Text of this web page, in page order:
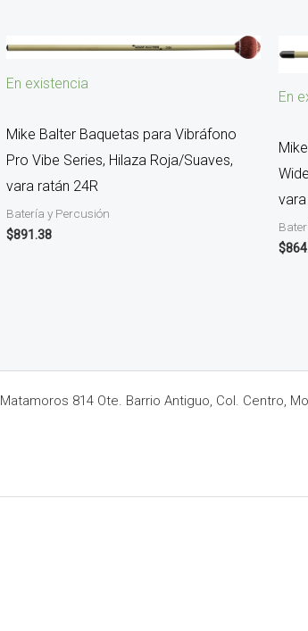
En existencia
Mike Balter Baquetas para Vibráfono
Pro Vibe Series, Hilaza Roja/Suaves,
vara ratán 24R
Batería y Percusión
$891.38
En
$
Matamoros 814 Ote. Barrio Antiguo, Col. Centro,